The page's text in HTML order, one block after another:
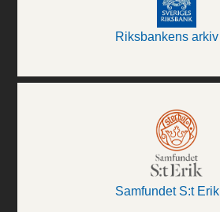
Riksbankens arkiv
Samfundet S:t Erik